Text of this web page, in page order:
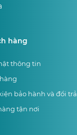
hàng
thông tin
bảo hành và đổi trả
tận nơi